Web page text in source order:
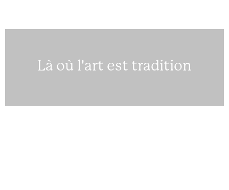
Là où l'art est tradition